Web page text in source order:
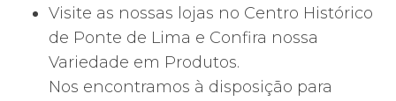
Visite as nossas lojas no Centro Histórico
de Ponte de Lima e Confira nossa
Variedade em Produtos.
Nos encontramos à disposição para